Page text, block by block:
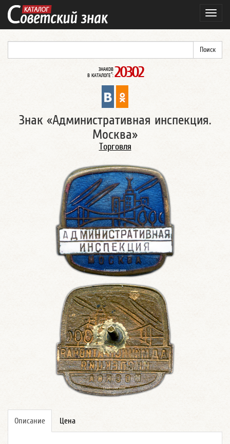
ЗНАКОВ
В КАТАЛОГЕ*: 20302
Знак «Административная инспекция.
Москва»
Торговля
Описание Цена